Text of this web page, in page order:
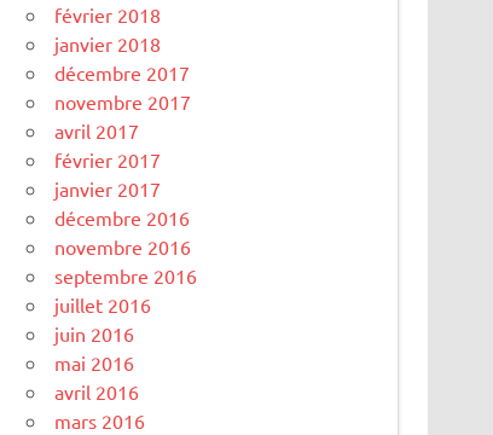
février 2018
janvier 2018
décembre 2017
novembre 2017
avril 2017
février 2017
janvier 2017
décembre 2016
novembre 2016
septembre 2016
juillet 2016
juin 2016
mai 2016
avril 2016
mars 2016